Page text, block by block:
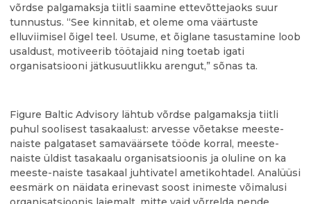
võrdse palgamaksja tiitli saamine ettevõttejaoks suur
tunnustus. “See kinnitab, et oleme oma väärtuste
elluviimisel õigel teel. Usume, et õiglane tasustamine loob
usaldust, motiveerib töötajaid ning toetab igati
organisatsiooni jätkusuutlikku arengut,” sõnas ta.
Figure Baltic Advisory lähtub võrdse palgamaksja tiitli
puhul soolisest tasakaalust: arvesse võetakse meeste-
naiste palgataset samaväärsete tööde korral, meeste-
naiste üldist tasakaalu organisatsioonis ja oluline on ka
meeste-naiste tasakaal juhtivatel ametikohtadel. Analüüsi
eesmärk on näidata erinevast soost inimeste võimalusi